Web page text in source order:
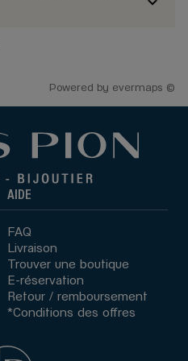
Powered by evermaps ©
AIDE
FAQ
Livraison
Trouver une boutique
E-réservation
Retour / remboursement
*Conditions des offres